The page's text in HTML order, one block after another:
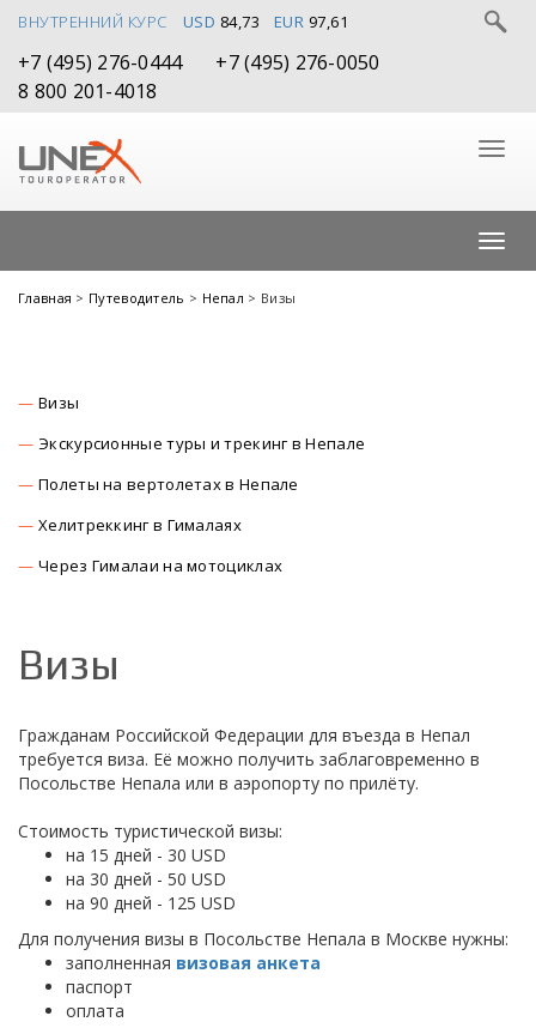
ВНУТРЕННИЙ КУРС USD 84,73 EUR 97,61
+7 (495) 276-0444
+7 (495) 276-0050
8 800 201-4018
Главная > Путеводитель > Непал > Визы
Визы
Экскурсионные туры и трекинг в Непале
Полеты на вертолетах в Непале
Хелитреккинг в Гималаях
Через Гималаи на мотоциклах
Визы
Гражданам Российской Федерации для въезда в Непал
требуется виза. Её можно получить заблаговременно в
Посольстве Непала или в аэропорту по прилёту.
Стоимость туристической визы:
на 15 дней - 30 USD
на 30 дней - 50 USD
на 90 дней - 125 USD
Для получения визы в Посольстве Непала в Москве нужны:
заполненная визовая анкета
паспорт
оплата